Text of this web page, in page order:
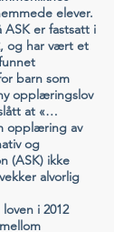
elever.
er fastsatt i
og har vært et
barn som
opplæringslov
at «…
opplæring av
og
(ASK) ikke
alvorlig
i 2012